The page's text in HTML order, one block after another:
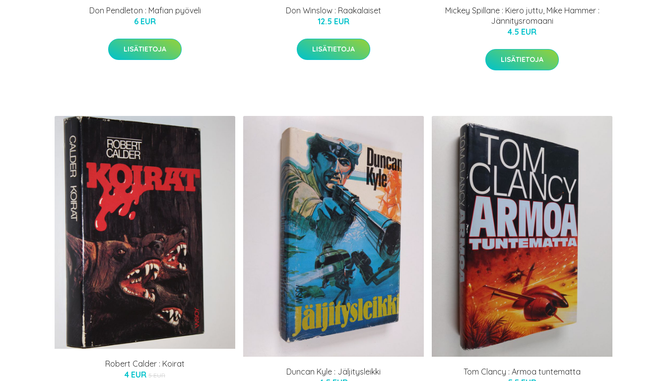
Don Pendleton : Mafian pyöveli
6 EUR
LISÄTIETOJA
Don Winslow : Raakalaiset
12.5 EUR
LISÄTIETOJA
Mickey Spillane : Kiero juttu, Mike Hammer :
Jännitysromaani
4.5 EUR
LISÄTIETOJA
Robert Calder : Koirat
4 EUR 5 EUR
Duncan Kyle : Jäljitysleikki
Tom Clancy : Armoa tuntematta